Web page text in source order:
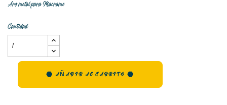
Aro metal para Macrame
Cantidad
AÑADIR AL CARRITO